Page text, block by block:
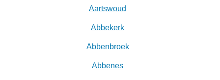
Aartswoud
Abbekerk
Abbenbroek
Abbenes